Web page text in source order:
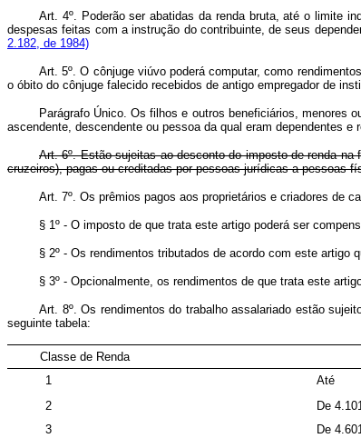
Art. 4º. Poderão ser abatidas da renda bruta, até o limite
despesas feitas com a instrução do contribuinte, de seus
2.182, de 1984)
Art. 5º. O cônjuge viúvo poderá computar, como
o óbito do cônjuge falecido recebidos de antigo empregador de
Parágrafo Único. Os filhos e outros beneficiários, menores
ascendente, descendente ou pessoa da qual eram dependentes
Art. 6º. Estão sujeitas ao desconto do imposto de renda
cruzeiros), pagas ou creditadas por pessoas jurídicas a pessoas
Art. 7º. Os prêmios pagos aos proprietários e criadores de
§ 1º - O imposto de que trata este artigo poderá ser
§ 2º - Os rendimentos tributados de acordo com este
§ 3º - Opcionalmente, os rendimentos de que trata este
Art. 8º. Os rendimentos do trabalho assalariado estão
seguinte tabela:
Classe de Renda
1
Até
2
De
3
De